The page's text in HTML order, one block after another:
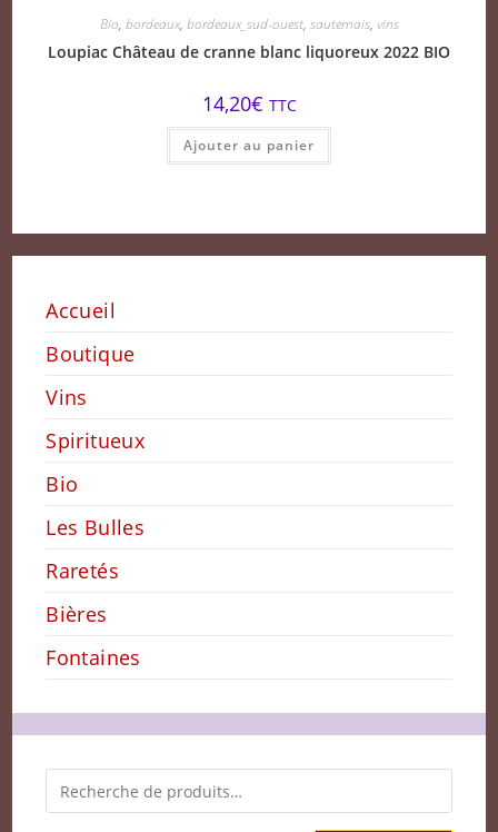
Bio, bordeaux, bordeaux_sud-ouest, sauternais, vins
Loupiac Château de cranne blanc liquoreux 2022 BIO
14,20€ TTC
Ajouter au panier
Accueil
Boutique
Vins
Spiritueux
Bio
Les Bulles
Raretés
Bières
Fontaines